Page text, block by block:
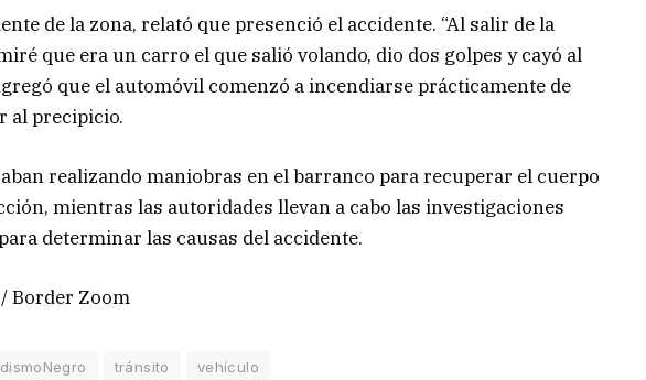
de la zona, relató que presenció el accidente. “Al salir de la
que era un carro el que salió volando, dio dos golpes y cayó al
que el automóvil comenzó a incendiarse prácticamente de
al precipicio.
realizando maniobras en el barranco para recuperar el cuerpo
mientras las autoridades llevan a cabo las investigaciones
determinar las causas del accidente.
Border Zoom
tránsito vehículo